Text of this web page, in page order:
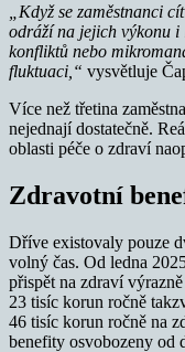
„Když se zaměstnanci
odráží na jejich výkonu i
konfliktů nebo
fluktuaci,“ vysvětluje
Více než třetina
nejednají dostatečně.
oblasti péče o zdraví
Zdravotní
Dříve existovaly pouze
volný čas. Od ledna
přispět na zdraví
23 tisíc korun ročně
46 tisíc korun ročně na
benefity osvobozeny od